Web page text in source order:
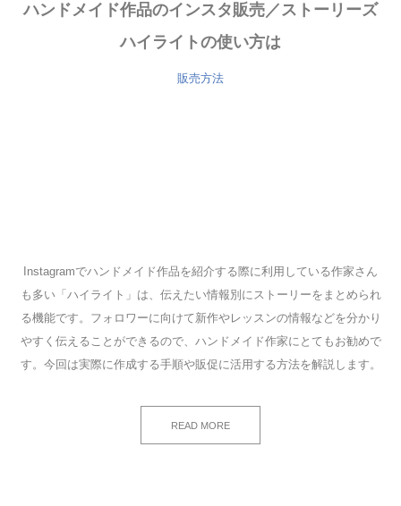
ハンドメイド作品のインスタ販売／ストーリーズ
ハイライトの使い方は
販売方法
Instagramでハンドメイド作品を紹介する際に利用している作家さん
も多い「ハイライト」は、伝えたい情報別にストーリーをまとめられ
る機能です。フォロワーに向けて新作やレッスンの情報などを分かり
やすく伝えることができるので、ハンドメイド作家にとてもお勧めで
す。今回は実際に作成する手順や販促に活用する方法を解説します。
READ MORE